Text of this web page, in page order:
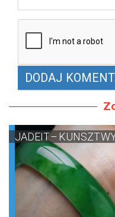
JADEIT – KUNSZT